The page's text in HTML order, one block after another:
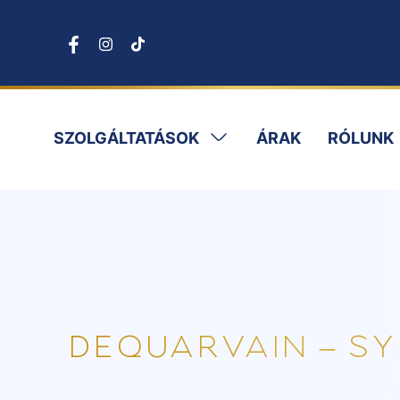
SZOLGÁLTATÁSOK ÁRAK RÓLUNK
DEQUARVAIN –